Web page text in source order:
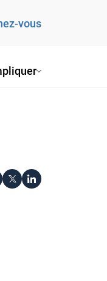
vous